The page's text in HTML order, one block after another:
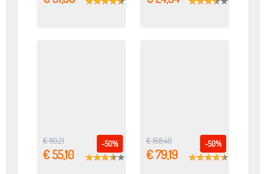
-50%
€ 110,21
€ 55,10
-50%
€ 158,40
€ 79,19